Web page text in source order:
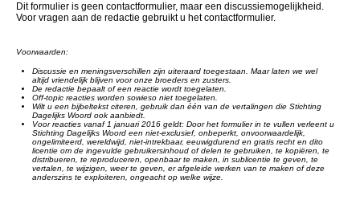
Dit formulier is geen contactformulier, maar een discussiemogelijkheid.
Voor vragen aan de redactie gebruikt u het contactformulier.
Voorwaarden:
Discussie en meningsverschillen zijn uiteraard toegestaan. Maar laten we wel
altijd vriendelijk blijven voor onze broeders en zusters.
De redactie bepaalt of een reactie wordt toegelaten.
Off-topic reacties worden sowieso niet toegelaten.
Wilt u een bijbeltekst citeren, gebruik dan één van de vertalingen die Stichting
Dagelijks Woord ook aanbiedt.
Voor reacties vanaf 1 januari 2016 geldt: Door het formulier in te vullen verleent u
Stichting Dagelijks Woord een niet-exclusief, onbeperkt, onvoorwaardelijk,
ongelimiteerd, wereldwijd, niet-intrekbaar, eeuwigdurend en gratis recht en dito
licentie om de ingevulde gebruikersinhoud of delen te gebruiken, te kopiëren, te
distribueren, te reproduceren, openbaar te maken, in sublicentie te geven, te
vertalen, te wijzigen, weer te geven, er afgeleide werken van te maken of deze
anderszins te exploiteren, ongeacht op welke wijze.